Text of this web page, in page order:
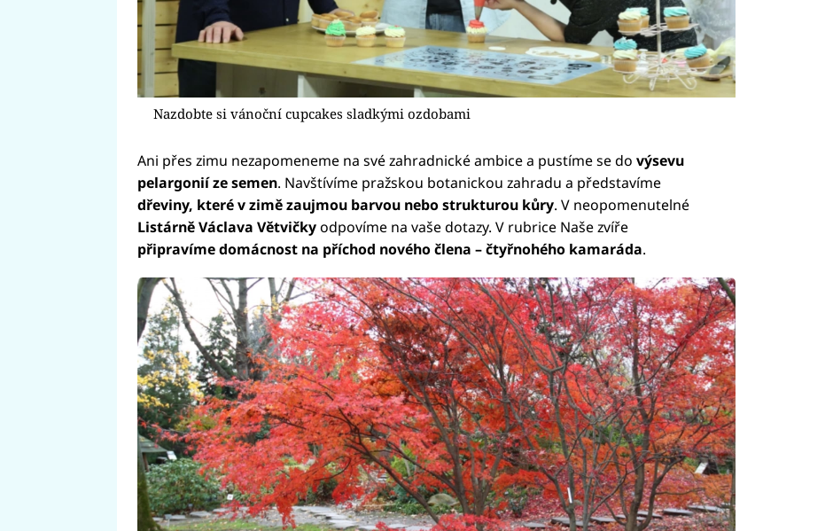
Nazdobte si vánoční cupcakes sladkými ozdobami
Ani přes zimu nezapomeneme na své zahradnické ambice a pustíme se do výsevu
pelargonií ze semen. Navštívíme pražskou botanickou zahradu a představíme
dřeviny, které v zimě zaujmou barvou nebo strukturou kůry. V neopomenutelné
Listárně Václava Větvičkyodpovíme na vaše dotazy. V rubrice Naše zvíře
připravíme domácnost na příchod nového člena – čtyřnohého kamaráda.